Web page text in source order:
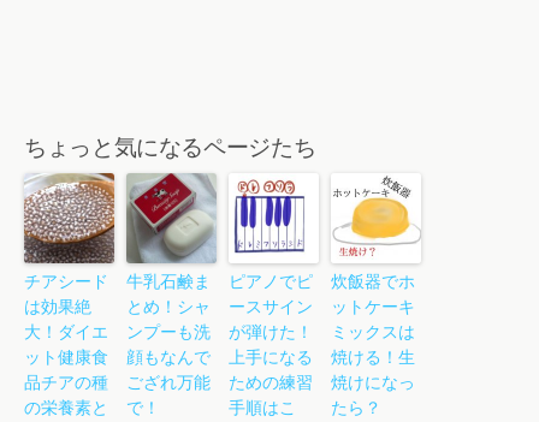
ちょっと気になるページたち
チアシード
は効果絶
大！ダイエ
ット健康食
品チアの種
の栄養素と
牛乳石鹸ま
とめ！シャ
ンプーも洗
顔もなんで
ござれ万能
で！
ピアノでピ
ースサイン
が弾けた！
上手になる
ための練習
手順はこ
炊飯器でホ
ットケーキ
ミックスは
焼ける！生
焼けになっ
たら？